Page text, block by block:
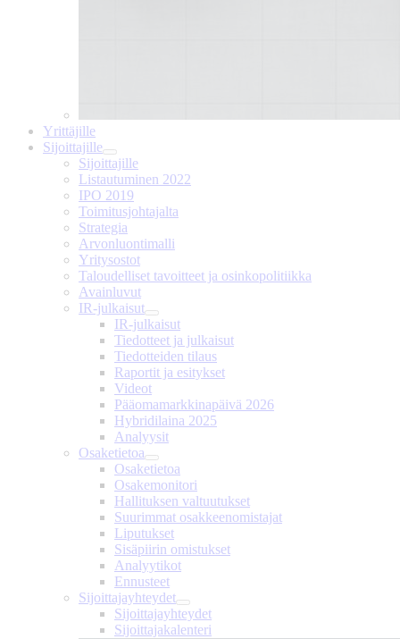
Yrittäjille
Sijoittajille
Sijoittajille
Listautuminen 2022
IPO 2019
Toimitusjohtajalta
Strategia
Arvonluontimalli
Yritysostot
Taloudelliset tavoitteet ja osinkopolitiikka
Avainluvut
IR-julkaisut
IR-julkaisut
Tiedotteet ja julkaisut
Tiedotteiden tilaus
Raportit ja esitykset
Videot
Pääomamarkkinapäivä 2026
Hybridilaina 2025
Analyysit
Osaketietoa
Osaketietoa
Osakemonitori
Hallituksen valtuutukset
Suurimmat osakkeenomistajat
Liputukset
Sisäpiirin omistukset
Analyytikot
Ennusteet
Sijoittajayhteydet
Sijoittajayhteydet
Sijoittajakalenteri